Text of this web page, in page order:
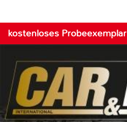
kostenloses Probeexemplar